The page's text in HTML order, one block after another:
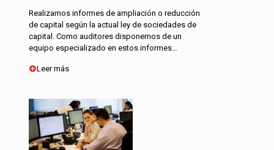
Realizamos informes de ampliación o reducción
de capital según la actual ley de sociedades de
capital. Como auditores disponemos de un
equipo especializado en estos informes…
Leer más